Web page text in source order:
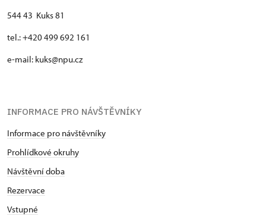
544 43 Kuks 81
tel.: +420 499 692 161
e-mail: kuks@npu.cz
INFORMACE PRO NÁVŠTĚVNÍKY
Informace pro návštěvníky
Prohlídkové okruhy
Návštěvní doba
Rezervace
Vstupné